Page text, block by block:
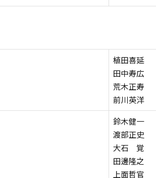
植田喜延
田中寿広
荒木正寿
前川英洋
鈴木健一
渡部正史
大石 覚
田邊隆之
上面哲官